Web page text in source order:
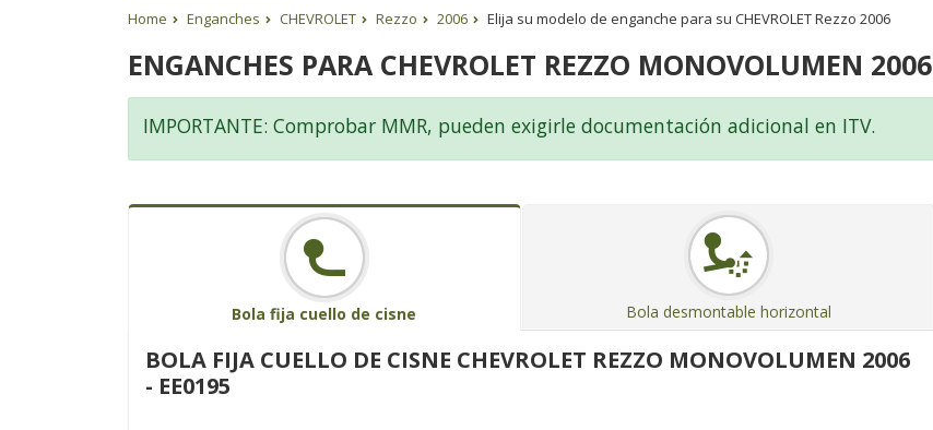
Home Enganches CHEVROLET Rezzo 2006 Elija su modelo de enganche para su CHEVROLET Rezzo 2006
ENGANCHES PARA CHEVROLET REZZO MONOVOLUMEN 2006
IMPORTANTE: Comprobar MMR, pueden exigirle documentación adicional en ITV.
Bola fija cuello de cisne Bola desmontable horizontal
BOLA FIJA CUELLO DE CISNE CHEVROLET REZZO MONOVOLUMEN 2006
- EE0195